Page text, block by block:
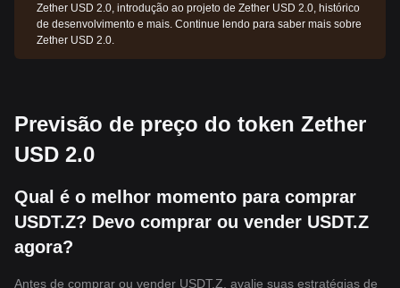
Zether USD 2.0, introdução ao projeto de Zether USD 2.0, histórico
de desenvolvimento e mais. Continue lendo para saber mais sobre
Zether USD 2.0.
Previsão de preço do token Zether
USD 2.0
Qual é o melhor momento para comprar
USDT.Z? Devo comprar ou vender USDT.Z
agora?
Antes de comprar ou vender USDT.Z, avalie suas estratégias de